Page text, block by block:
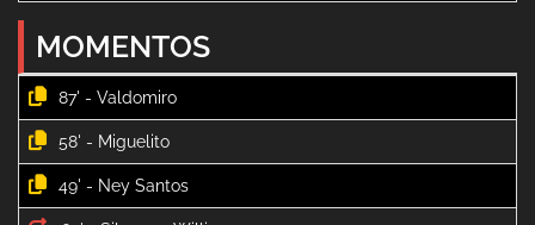
MOMENTOS
87' -
58' -
49' -